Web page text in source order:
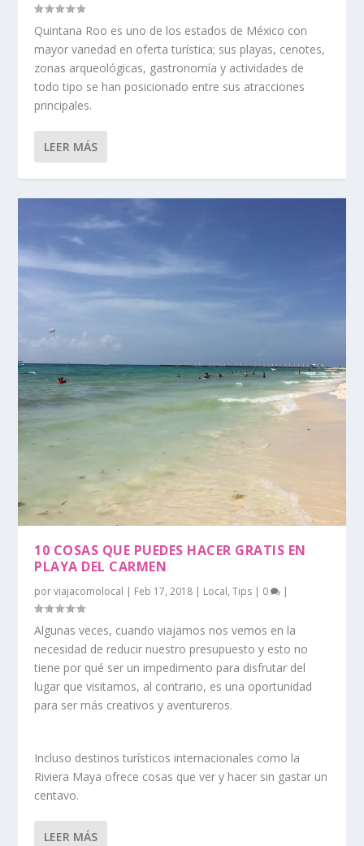
Quintana Roo es uno de los estados de México con
mayor variedad en oferta turística; sus playas, cenotes,
zonas arqueológicas, gastronomía y actividades de
todo tipo se han posicionado entre sus atracciones
principales.
LEER MÁS
10 COSAS QUE PUEDES HACER GRATIS EN
PLAYA DEL CARMEN
porviajacomolocal | Feb 17, 2018 | Local,Tips | 0 |
Algunas veces, cuando viajamos nos vemos en la
necesidad de reducir nuestro presupuesto y esto no
tiene por qué ser un impedimento para disfrutar del
lugar que visitamos, al contrario, es una oportunidad
para ser más creativos y aventureros.
Incluso destinos turísticos internacionales como la
Riviera Maya ofrece cosas que ver y hacer sin gastar un
centavo.
LEER MÁS